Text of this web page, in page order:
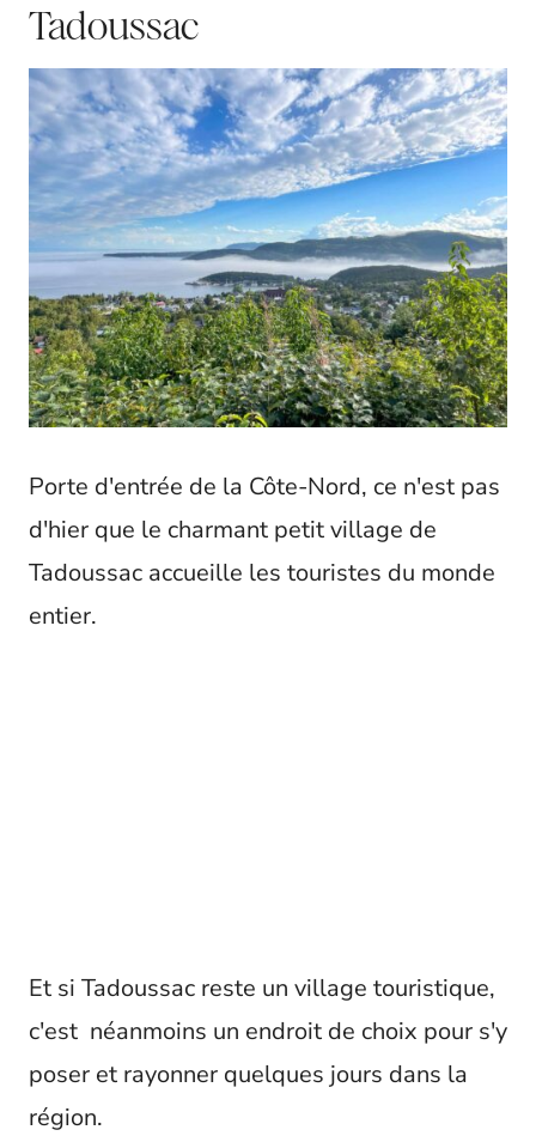
Tadoussac
Porte d'entrée de la Côte-Nord, ce n'est pas
d'hier que le charmant petit village de
Tadoussac accueille les touristes du monde
entier.
Et si Tadoussac reste un village touristique,
c'est néanmoins un endroit de choix pour s'y
poser et rayonner quelques jours dans la
région.